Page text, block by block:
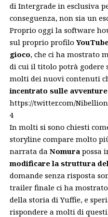
di Intergrade in esclusiva
conseguenza, non sia un
Proprio oggi la software
sul proprio profilo
gioco, che ci ha mostrato
di cui il titolo potrà godere
molti dei nuovi contenuti
incentrato sulle
https://twitter.com/Nibellion/
4
In molti si sono chiesti
storyline compare molto
narrata da Nomura possa
modificare la struttura
domande senza risposta
trailer finale ci ha
della storia di Yuffie, e
rispondere a molti di